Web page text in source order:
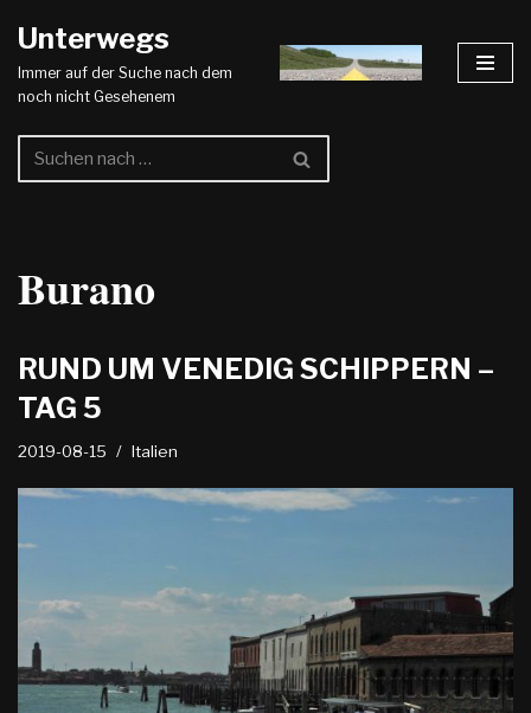
Zum
Inhalt
Unterwegs
Immer auf der Suche nach dem
noch nicht Gesehenem
Burano
RUND UM VENEDIG SCHIPPERN –
TAG 5
2019-08-15 Italien